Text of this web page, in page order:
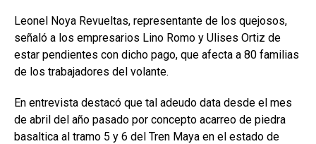
Leonel Noya Revueltas, representante de los quejosos,
señaló a los empresarios Lino Romo y Ulises Ortiz de
estar pendientes con dicho pago, que afecta a 80 familias
de los trabajadores del volante.
En entrevista destacó que tal adeudo data desde el mes
de abril del año pasado por concepto acarreo de piedra
basaltica al tramo 5 y 6 del Tren Maya en el estado de